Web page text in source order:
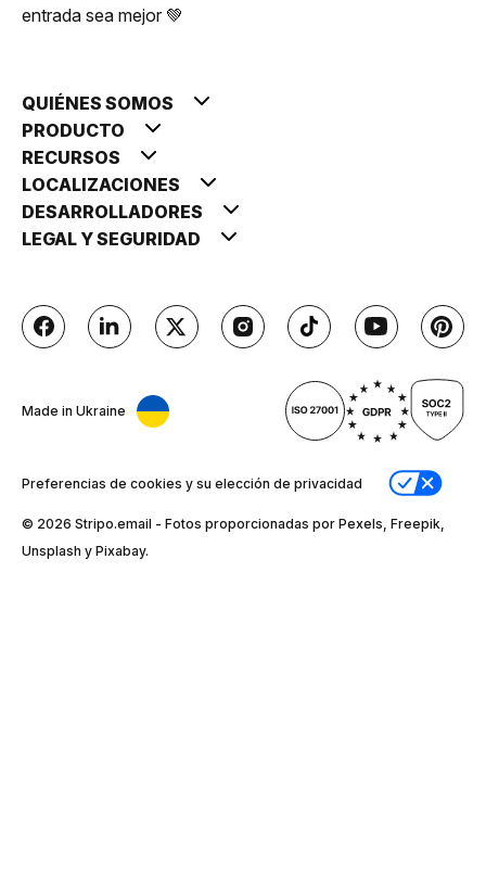
entrada sea mejor 💚
QUIÉNES SOMOS
PRODUCTO
RECURSOS
LOCALIZACIONES
DESARROLLADORES
LEGAL Y SEGURIDAD
Made in Ukraine
Preferencias de cookies y su elección de privacidad
© 2026 Stripо.email - Fotos proporcionadas por Pexels, Freepik,
Unsplash y Pixabay.